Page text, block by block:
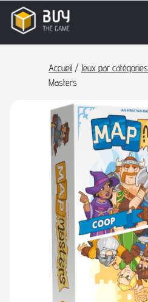
Accueil / Jeux par catégories
Masters